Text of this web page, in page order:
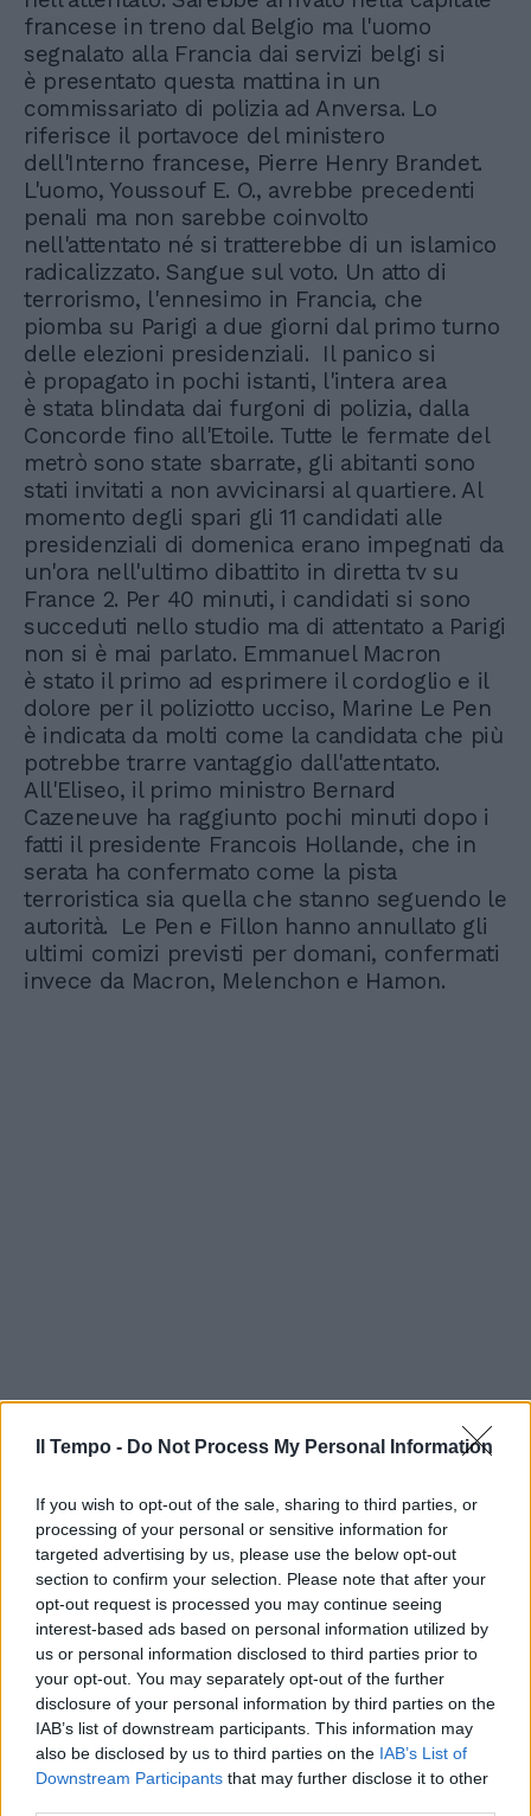
Il Tempo - Do Not Process My Personal Information
If you wish to opt-out of the sale, sharing to third parties, or
processing of your personal or sensitive information for
targeted advertising by us, please use the below opt-out
section to confirm your selection. Please note that after your
opt-out request is processed you may continue seeing
interest-based ads based on personal information utilized by
us or personal information disclosed to third parties prior to
your opt-out. You may separately opt-out of the further
disclosure of your personal information by third parties on the
IAB’s list of downstream participants. This information may
also be disclosed by us to third parties on the IAB’s List of
Downstream Participants that may further disclose it to other
francese in treno dal Belgio ma l'uomo
segnalato alla Francia dai servizi belgi si
è presentato questa mattina in un
commissariato di polizia ad Anversa. Lo
riferisce il portavoce del ministero
dell'Interno francese, Pierre Henry Brandet.
L'uomo, Youssouf E. O., avrebbe precedenti
penali ma non sarebbe coinvolto
nell'attentato né si tratterebbe di un islamico
radicalizzato. Sangue sul voto. Un atto di
terrorismo, l'ennesimo in Francia, che
piomba su Parigi a due giorni dal primo turno
delle elezioni presidenziali. Il panico si
è propagato in pochi istanti, l'intera area
è stata blindata dai furgoni di polizia, dalla
Concorde fino all'Etoile. Tutte le fermate del
metrò sono state sbarrate, gli abitanti sono
stati invitati a non avvicinarsi al quartiere. Al
momento degli spari gli 11 candidati alle
presidenziali di domenica erano impegnati da
un'ora nell'ultimo dibattito in diretta tv su
France 2. Per 40 minuti, i candidati si sono
succeduti nello studio ma di attentato a Parigi
non si è mai parlato. Emmanuel Macron
è stato il primo ad esprimere il cordoglio e il
dolore per il poliziotto ucciso, Marine Le Pen
è indicata da molti come la candidata che più
potrebbe trarre vantaggio dall'attentato.
All'Eliseo, il primo ministro Bernard
Cazeneuve ha raggiunto pochi minuti dopo i
fatti il presidente Francois Hollande, che in
serata ha confermato come la pista
terroristica sia quella che stanno seguendo le
autorità. Le Pen e Fillon hanno annullato gli
ultimi comizi previsti per domani, confermati
invece da Macron, Melenchon e Hamon.
In evidenza